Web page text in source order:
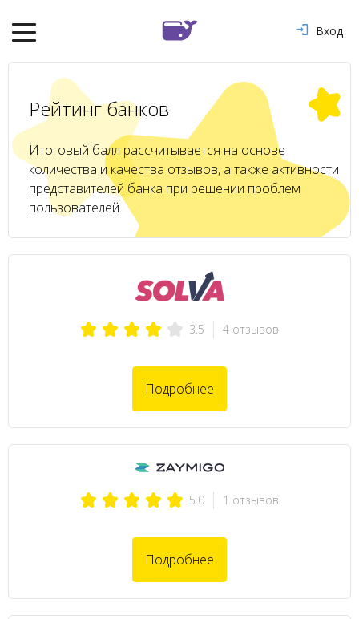
Вход
Рейтинг банков
Итоговый балл рассчитывается на основе
количества и качества отзывов, а также активности
представителей банка при решении проблем
пользователей
3.5 4 отзывов
Подробнее
5.0 1 отзывов
Подробнее